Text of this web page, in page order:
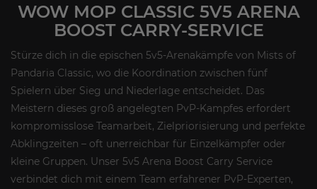
WOW MOP CLASSIC 5V5 ARENA
BOOST CARRY-SERVICE
Stürze dich in die epischen 5v5-Arenakämpfe von Mists of
Pandaria Classic, wo die Koordination zwischen fünf
Spielern über Sieg und Niederlage entscheidet. Das
Meistern dieses groß angelegten PvP-Kampfes erfordert
kompromisslose Teamarbeit, Zielpriorisierung und perfekte
Abklingzeiten – oft unerreichbar für Einzelkämpfer oder
kleine Gruppen. Unser 5v5 Arena Boost Carry Service
verbindet dich mit einem Team erfahrener PvP-Experten,